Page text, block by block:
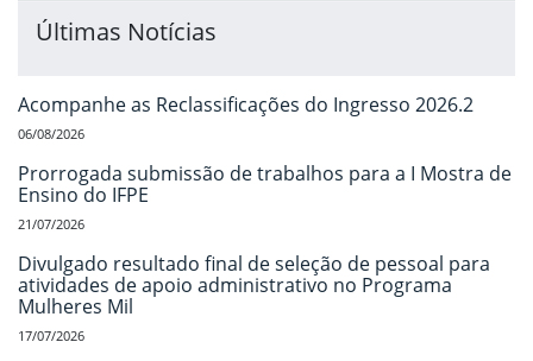
Últimas Notícias
Acompanhe as Reclassificações do Ingresso 2026.2
06/08/2026
Prorrogada submissão de trabalhos para a I Mostra de
Ensino do IFPE
21/07/2026
Divulgado resultado final de seleção de pessoal para
atividades de apoio administrativo no Programa
Mulheres Mil
17/07/2026